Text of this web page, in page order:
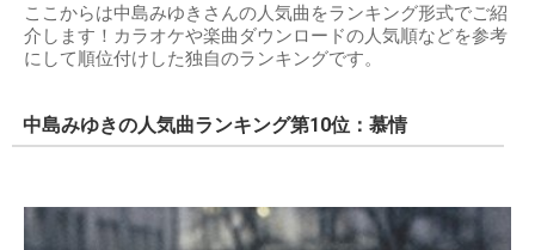
ここからは中島みゆきさんの人気曲をランキング形式でご紹
介します！カラオケや楽曲ダウンロードの人気順などを参考
にして順位付けした独自のランキングです。
中島みゆきの人気曲ランキング第10位：慕情